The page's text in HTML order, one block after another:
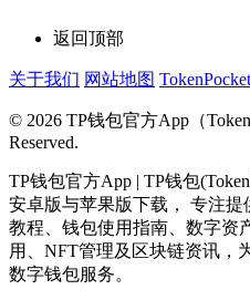
返回顶部
关于我们 网站地图 TokenPocket
© 2026 TP钱包官方App（
Reserved.
TP钱包官方App | TP钱包
安卓版与苹果版下载， 专注
教程、钱包使用指南、数字资
用、NFT管理及区块链资讯，
数字钱包服务。